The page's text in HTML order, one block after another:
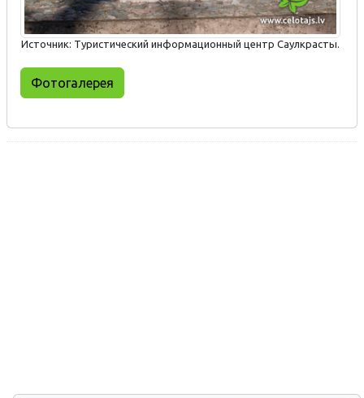
Источник: Туристический информационный центр Саулкрасты.
Фотогалерея